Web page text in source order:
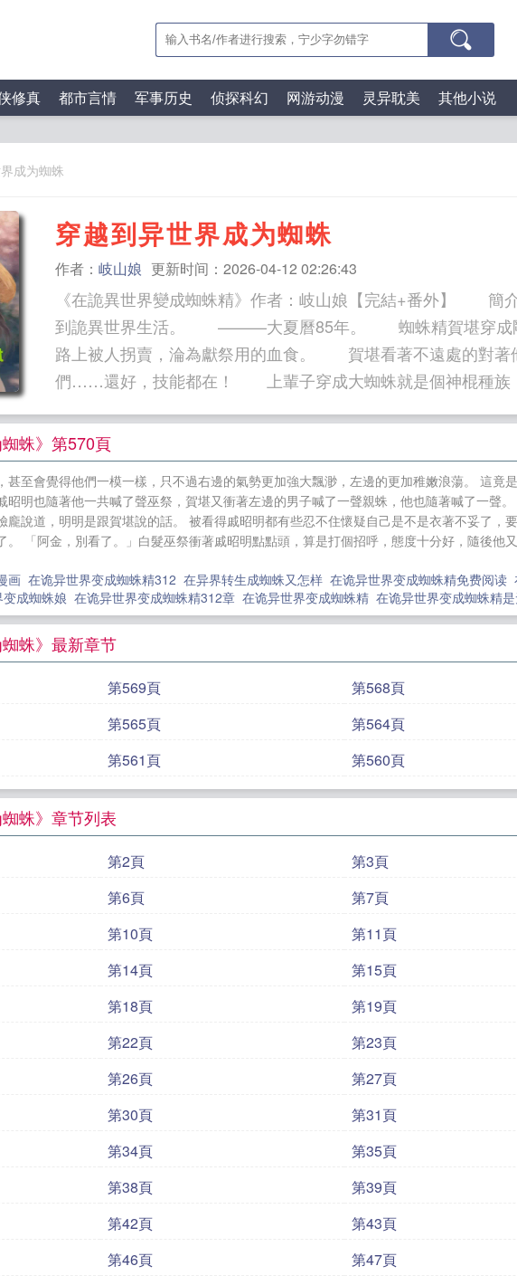
修真 都市言情 军事历史 侦探科幻 网游动漫 灵异耽美 其他小说
成为蜘蛛
穿越到异世界成为蜘蛛
作者： 岐山娘 更新时间：2026-04-12 02:26:43
《在詭異世界變成蜘蛛精》作者：岐山娘【完結+番外】
到詭異世界生活。 ———大夏曆85年。 蜘蛛精賀堪穿成剛
路上被人拐賣，淪為獻祭用的血食。 賀堪看著不遠處的對著
們……還好，技能都在！ 上輩子穿成大蜘蛛就是個神棍種族
蜘蛛》第570頁
甚至會覺得他們一模一樣，只不過右邊的氣勢更加強大飄渺，左邊的更加稚嫩浪蕩。 這竟
昭明也隨著他一共喊了聲巫祭，賀堪又衝著左邊的男子喊了一聲親蛛，他也隨著喊了一聲
龐說道，明明是跟賀堪說的話。 被看得戚昭明都有些忍不住懷疑自己是不是衣著不妥了，
。 「阿金，別看了。」白髮巫祭衝著戚昭明點點頭，算是打個招呼，態度十分好，隨後他
画 在诡异世界变成蜘蛛精312 在异界转生成蜘蛛又怎样 在诡异世界变成蜘蛛精免费阅读
成蜘蛛娘 在诡异世界变成蜘蛛精312章 在诡异世界变成蜘蛛精 在诡异世界变成蜘蛛精
蜘蛛》最新章节
第569頁 第568頁
第565頁 第564頁
第561頁 第560頁
蛛》章节列表
第2頁 第3頁
第6頁 第7頁
第10頁 第11頁
第14頁 第15頁
第18頁 第19頁
第22頁 第23頁
第26頁 第27頁
第30頁 第31頁
第34頁 第35頁
第38頁 第39頁
第42頁 第43頁
第46頁 第47頁